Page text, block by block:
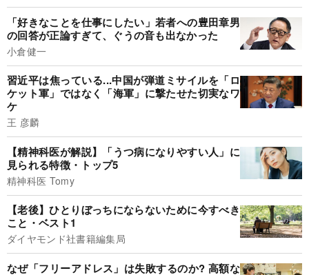
「好きなことを仕事にしたい」若者への豊田章男
の回答が正論すぎて、ぐうの音も出なかった
小倉健一
習近平は焦っている...中国が弾道ミサイルを「ロ
ケット軍」ではなく「海軍」に撃たせた切実なワ
ケ
王 彦麟
【精神科医が解説】「うつ病になりやすい人」に
見られる特徴・トップ5
精神科医 Tomy
【老後】ひとりぼっちにならないために今すべき
こと・ベスト1
ダイヤモンド社書籍編集局
なぜ「フリーアドレス」は失敗するのか? 高額な